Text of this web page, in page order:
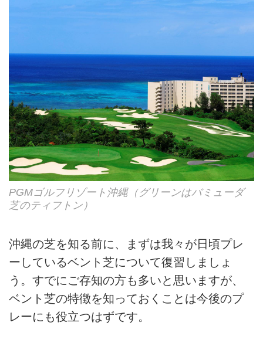
PGMゴルフリゾート沖縄（グリーンはバミューダ
芝のティフトン）
沖縄の芝を知る前に、まずは我々が日頃プレ
ーしているベント芝について復習しましょ
う。すでにご存知の方も多いと思いますが、
ベント芝の特徴を知っておくことは今後のプ
レーにも役立つはずです。